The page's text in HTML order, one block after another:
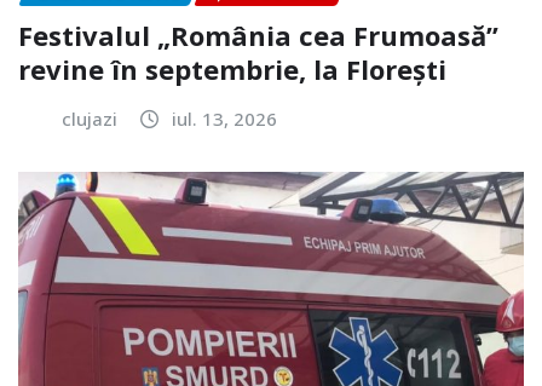
Festivalul „România cea Frumoasă”
revine în septembrie, la Florești
clujazi iul. 13, 2026